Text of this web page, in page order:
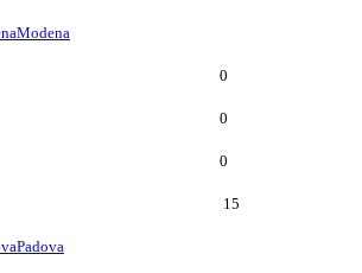
Modena
0
0
0
15
Padova